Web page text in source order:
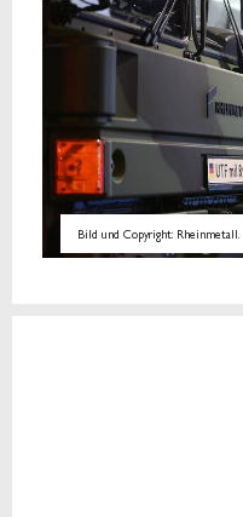
Bild und Copyright: Rheinmetall.